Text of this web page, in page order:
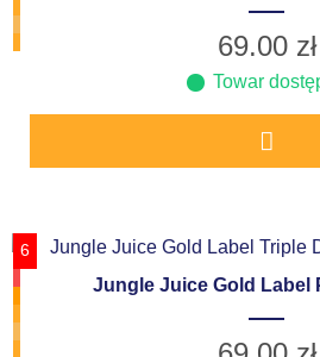
69.00 zł
Towar
6
Jungle Juice Gold Label